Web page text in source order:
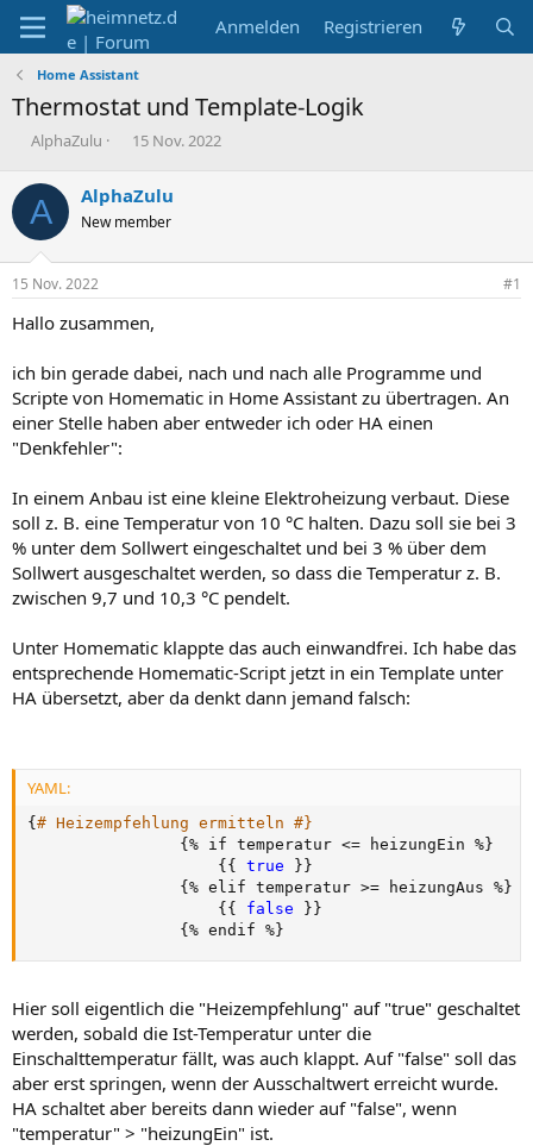
Anmelden Registrieren
Home Assistant
Thermostat und Template-Logik
E
s
e
l
l
e
AlphaZulu
E
t
e
l
m
15 Nov. 2022
A AlphaZulu
New member
15 Nov. 2022 #1
Hallo zusammen,
ich bin gerade dabei, nach und nach alle Programme und
Scripte von Homematic in Home Assistant zu übertragen. An
einer Stelle haben aber entweder ich oder HA einen
"Denkfehler":
In einem Anbau ist eine kleine Elektroheizung verbaut. Diese
soll z. B. eine Temperatur von 10 °C halten. Dazu soll sie bei 3
% unter dem Sollwert eingeschaltet und bei 3 % über dem
Sollwert ausgeschaltet werden, so dass die Temperatur z. B.
zwischen 9,7 und 10,3 °C pendelt.
Unter Homematic klappte das auch einwandfrei. Ich habe das
entsprechende Homematic-Script jetzt in ein Template unter
HA übersetzt, aber da denkt dann jemand falsch:
YAML:
{ # Heizempfehlung ermitteln #}
{ % if temperatur <= heizungEin % }
{ { true } }
{ % elif temperatur >= heizungAus % }
{ { false } }
{ % endif % }
Hier soll eigentlich die "Heizempfehlung" auf "true" geschaltet
werden, sobald die Ist-Temperatur unter die
Einschalttemperatur fällt, was auch klappt. Auf "false" soll das
aber erst springen, wenn der Ausschaltwert erreicht wurde.
HA schaltet aber bereits dann wieder auf "false", wenn
"temperatur" > "heizungEin" ist.